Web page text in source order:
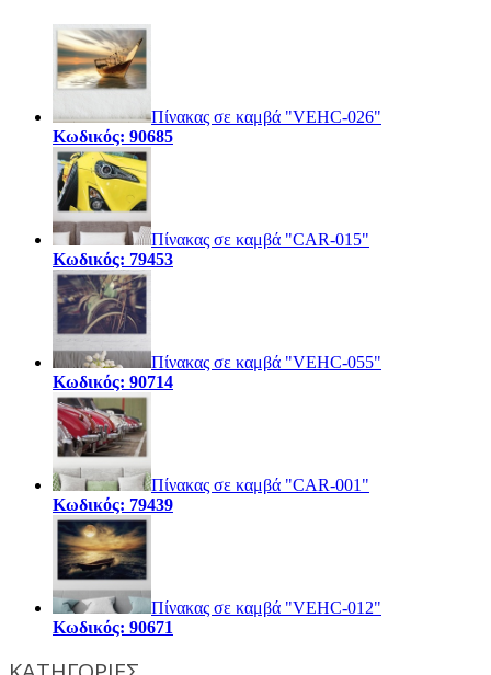
Πίνακας σε καμβά "VEHC-026"
Κωδικός: 90685
Πίνακας σε καμβά "CAR-015"
Κωδικός: 79453
Πίνακας σε καμβά "VEHC-055"
Κωδικός: 90714
Πίνακας σε καμβά "CAR-001"
Κωδικός: 79439
Πίνακας σε καμβά "VEHC-012"
Κωδικός: 90671